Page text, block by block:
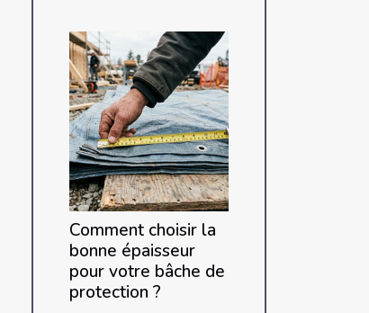
Comment choisir la
bonne épaisseur
pour votre bâche de
protection ?